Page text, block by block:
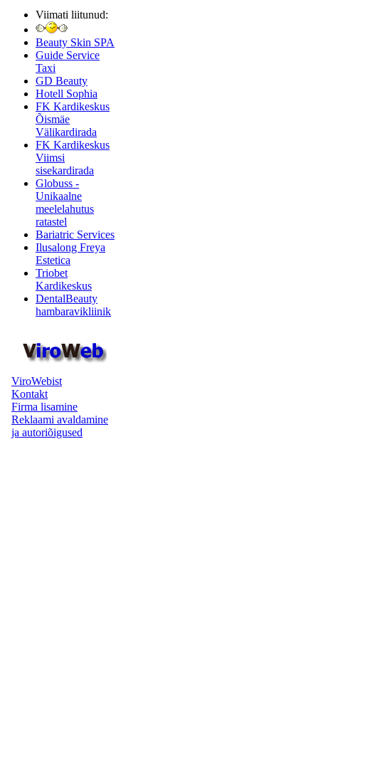
Viimati liitunud:
Beauty Skin SPA
Guide Service
Taxi
GD Beauty
Hotell Sophia
FK Kardikeskus
Õismäe
Välikardirada
FK Kardikeskus
Viimsi
sisekardirada
Globuss -
Unikaalne
meelelahutus
ratastel
Bariatric Services
Ilusalong Freya
Estetica
Triobet
Kardikeskus
DentalBeauty
hambaravikliinik
ViroWebist
Kontakt
Firma lisamine
Reklaami avaldamine
ja autoriõigused